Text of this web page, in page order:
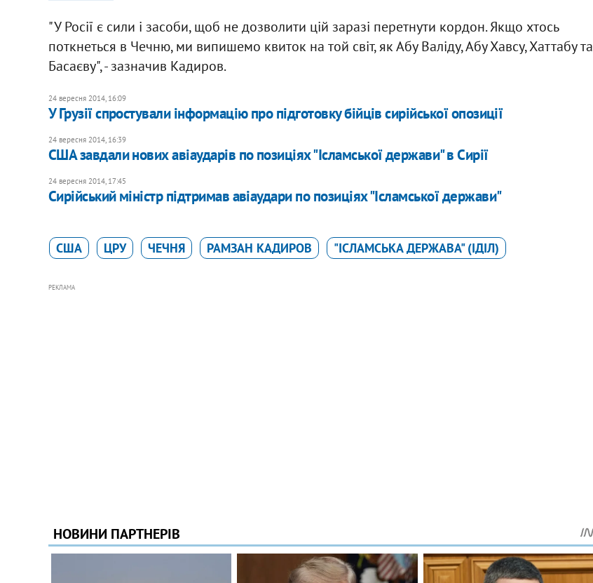
"У Росії є сили і засоби, щоб не дозволити цій заразі перетнути кордон. Якщо хтось
поткнеться в Чечню, ми випишемо квиток на той світ, як Абу Валіду, Абу Хавсу, Хаттабу та
Басаєву", - зазначив Кадиров.
24 вересня 2014, 16:09
У Грузії спростували інформацію про підготовку бійців сирійської опозиції
24 вересня 2014, 16:39
США завдали нових авіаударів по позиціях "Ісламської держави" в Сирії
24 вересня 2014, 17:45
Сирійський міністр підтримав авіаудари по позиціях "Ісламської держави"
США ЦРУ ЧЕЧНЯ РАМЗАН КАДИРОВ "ІСЛАМСЬКА ДЕРЖАВА" (ІДІЛ)
РЕКЛАМА